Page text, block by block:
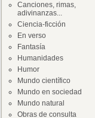
Canciones, rimas,
adivinanzas...
Ciencia-ficción
En verso
Fantasía
Humanidades
Humor
Mundo científico
Mundo en sociedad
Mundo natural
Obras de consulta